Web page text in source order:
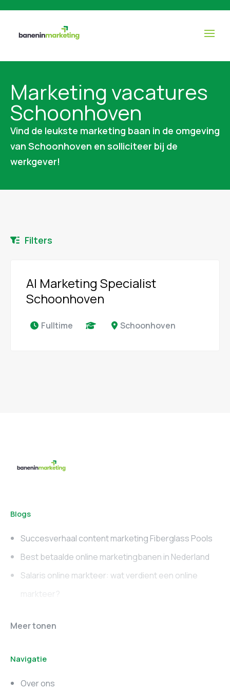
Marketing vacatures
Schoonhoven
Vind de leukste marketing baan in de omgeving
van Schoonhoven en solliciteer bij de
werkgever!
Filters
AI Marketing Specialist
Schoonhoven
Fulltime Schoonhoven
Blogs
Succesverhaal content marketing Fiberglass Pools
Best betaalde online marketingbanen in Nederland
Salaris online markteer: wat verdient een online
markteer?
Online marketing
Marketing vacatures
Zuid-Holland
Meer tonen
Navigatie
Over ons